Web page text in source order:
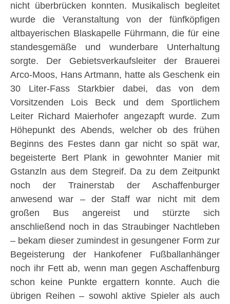
nicht überbrücken konnten. Musikalisch begleitet
wurde die Veranstaltung von der fünfköpfigen
altbayerischen Blaskapelle Führmann, die für eine
standesgemäße und wunderbare Unterhaltung
sorgte. Der Gebietsverkaufsleiter der Brauerei
Arco-Moos, Hans Artmann, hatte als Geschenk ein
30 Liter-Fass Starkbier dabei, das von dem
Vorsitzenden Lois Beck und dem Sportlichem
Leiter Richard Maierhofer angezapft wurde. Zum
Höhepunkt des Abends, welcher ob des frühen
Beginns des Festes dann gar nicht so spät war,
begeisterte Bert Plank in gewohnter Manier mit
Gstanzln aus dem Stegreif. Da zu dem Zeitpunkt
noch der Trainerstab der Aschaffenburger
anwesend war – der Staff war nicht mit dem
großen Bus angereist und stürzte sich
anschließend noch in das Straubinger Nachtleben
– bekam dieser zumindest in gesungener Form zur
Begeisterung der Hankofener Fußballanhänger
noch ihr Fett ab, wenn man gegen Aschaffenburg
schon keine Punkte ergattern konnte. Auch die
übrigen Reihen – sowohl aktive Spieler als auch